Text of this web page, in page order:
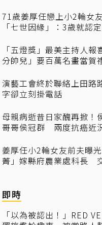
71歲姜厚任戀上小2輪女
「七世因緣」：3歲就認
「五燈獎」最美主持人報
分帥兒」要百萬名畫當賀
演藝工會終於聯絡上田路
字卻立刻掛電話
母親病逝昔日家醜再掀！
哥哥侯冠群 兩度抗癌近
姜厚任小2輪女友前夫曝
菁」嫁縣府農業處科長
即時
「以為被認出！」RED